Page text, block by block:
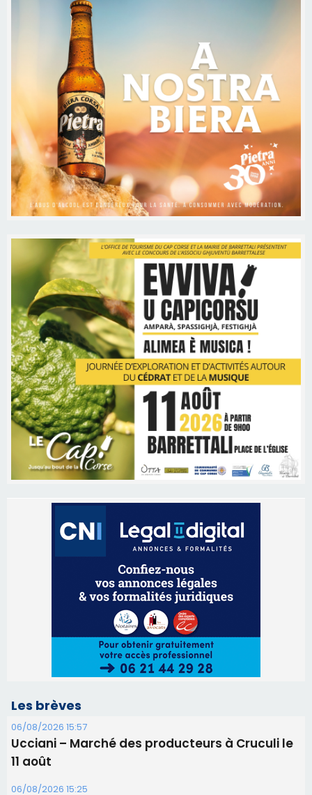
Les brèves
Ucciani – Marché des producteurs à Cruculi le
Corte – L’association A Nuciola organise une
projection sous les étoiles
Alata - Soirée Tango Argentin au stade de San
Benedetto
05/08/2026 09:53
Biguglia : messe de la Sainte-Marie et
procession le 14 août